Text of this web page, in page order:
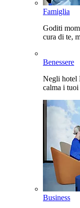
Famiglia
Goditi
cura di te,
Benessere
Negli hotel
calma i
Business